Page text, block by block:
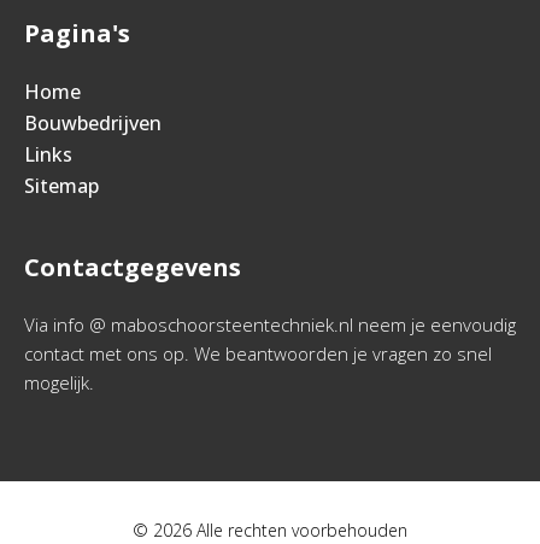
Pagina's
Home
Bouwbedrijven
Links
Sitemap
Contactgegevens
Via info @ maboschoorsteentechniek.nl neem je eenvoudig
contact met ons op. We beantwoorden je vragen zo snel
mogelijk.
© 2026 Alle rechten voorbehouden